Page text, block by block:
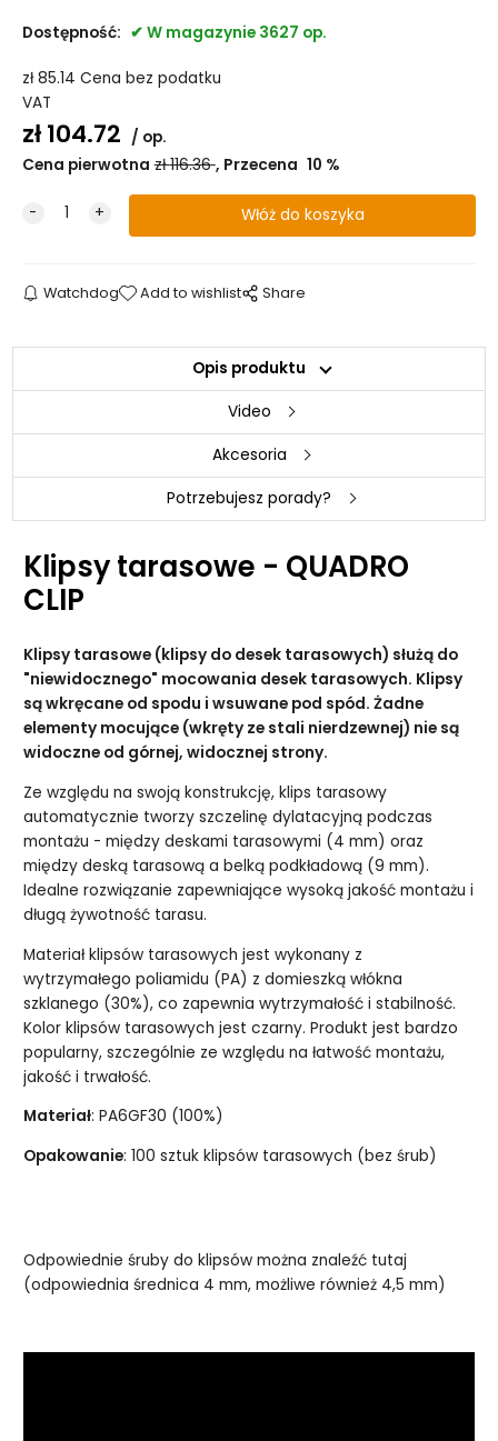
Dostępność: W magazynie 3627 op.
zł85.14 Cena bez podatku
VAT
zł104.72
op.
Cena pierwotna zł116.36 Przecena 10 %
Watchdog Add to wishlist Share
Opis produktu
Video
Akcesoria
Potrzebujesz porady?
Klipsy tarasowe - QUADRO
CLIP
Klipsy tarasowe (klipsy do desek tarasowych) służą do
"niewidocznego" mocowania desek tarasowych. Klipsy
są wkręcane od spodu i wsuwane pod spód. Żadne
elementy mocujące (wkręty ze stali nierdzewnej) nie są
widoczne od górnej, widocznej strony.
Ze względu na swoją konstrukcję, klips tarasowy
automatycznie tworzy szczelinę dylatacyjną podczas
montażu - między deskami tarasowymi (4 mm) oraz
między deską tarasową a belką podkładową (9 mm).
Idealne rozwiązanie zapewniające wysoką jakość montażu i
długą żywotność tarasu.
Materiał klipsów tarasowych jest wykonany z
wytrzymałego poliamidu (PA) z domieszką włókna
szklanego (30%), co zapewnia wytrzymałość i stabilność.
Kolor klipsów tarasowych jest czarny. Produkt jest bardzo
popularny, szczególnie ze względu na łatwość montażu,
jakość i trwałość.
Materiał: PA6GF30 (100%)
Opakowanie: 100 sztuk klipsów tarasowych (bez śrub)
Odpowiednie śruby do klipsów można znaleźć tutaj
(odpowiednia średnica 4 mm, możliwe również 4,5 mm)